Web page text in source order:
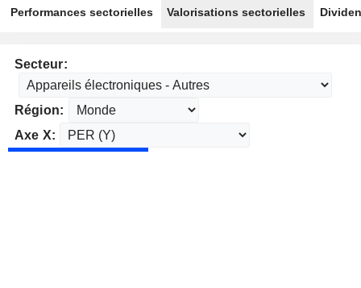
Performances sectorielles Valorisations sectorielles
Secteur:
Région:
Axe X: